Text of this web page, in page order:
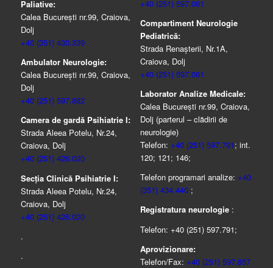
Paliative:
Calea București nr.99, Craiova,
Dolj
+40 (351) 430.339
Ambulator Neurologie:
Calea București nr.99, Craiova,
Dolj
+40 (251) 597.882
Camera de gardă Psihiatrie I:
Strada Aleea Potelu, Nr.24,
Craiova, Dolj
+40 (251) 426.020
Secția Clinică Psihiatrie I:
Strada Aleea Potelu, Nr.24,
Craiova, Dolj
+40 (251) 426.020
.
.
+40 (251) 597.061
Compartiment Neurologie
Pediatrică:
Strada Renaşterii, Nr.1A,
Craiova, Dolj
+40 (251) 597.061
Laborator Analize Medicale:
Calea București nr.99, Craiova,
Dolj (parterul – clădirii de
neurologie)
Telefon: +40 (251) 597.791; int.
120; 121; 146;
Telefon programari analize: +40
(351) 434.440 ;
Registratura neurologie :
Telefon: +40 (251) 597.791;
Aprovizionare:
Telefon/Fax: +40 (251) 597.857